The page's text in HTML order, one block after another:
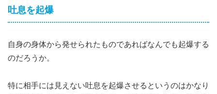
吐息を起爆
自身の身体から発せられたものであればなんでも起爆する
のだろうか。
特に相手には見えない吐息を起爆させるというのはかなり